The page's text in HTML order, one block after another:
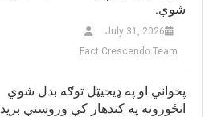
شوي.
July 31, 2026
Fact Crescendo Team
پخواني او په ډيجيټل توګه بدل شوي
انځورونه په کندهار کې وروستي برید